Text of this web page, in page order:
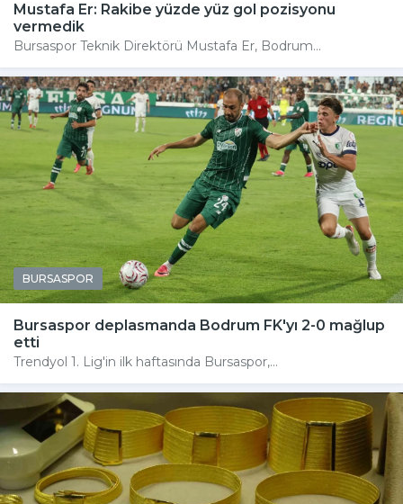
Mustafa Er: Rakibe yüzde yüz gol pozisyonu
vermedik
Bursaspor Teknik Direktörü Mustafa Er, Bodrum...
BURSASPOR
Bursaspor deplasmanda Bodrum FK'yı 2-0 mağlup
etti
Trendyol 1. Lig'in ilk haftasında Bursaspor,...